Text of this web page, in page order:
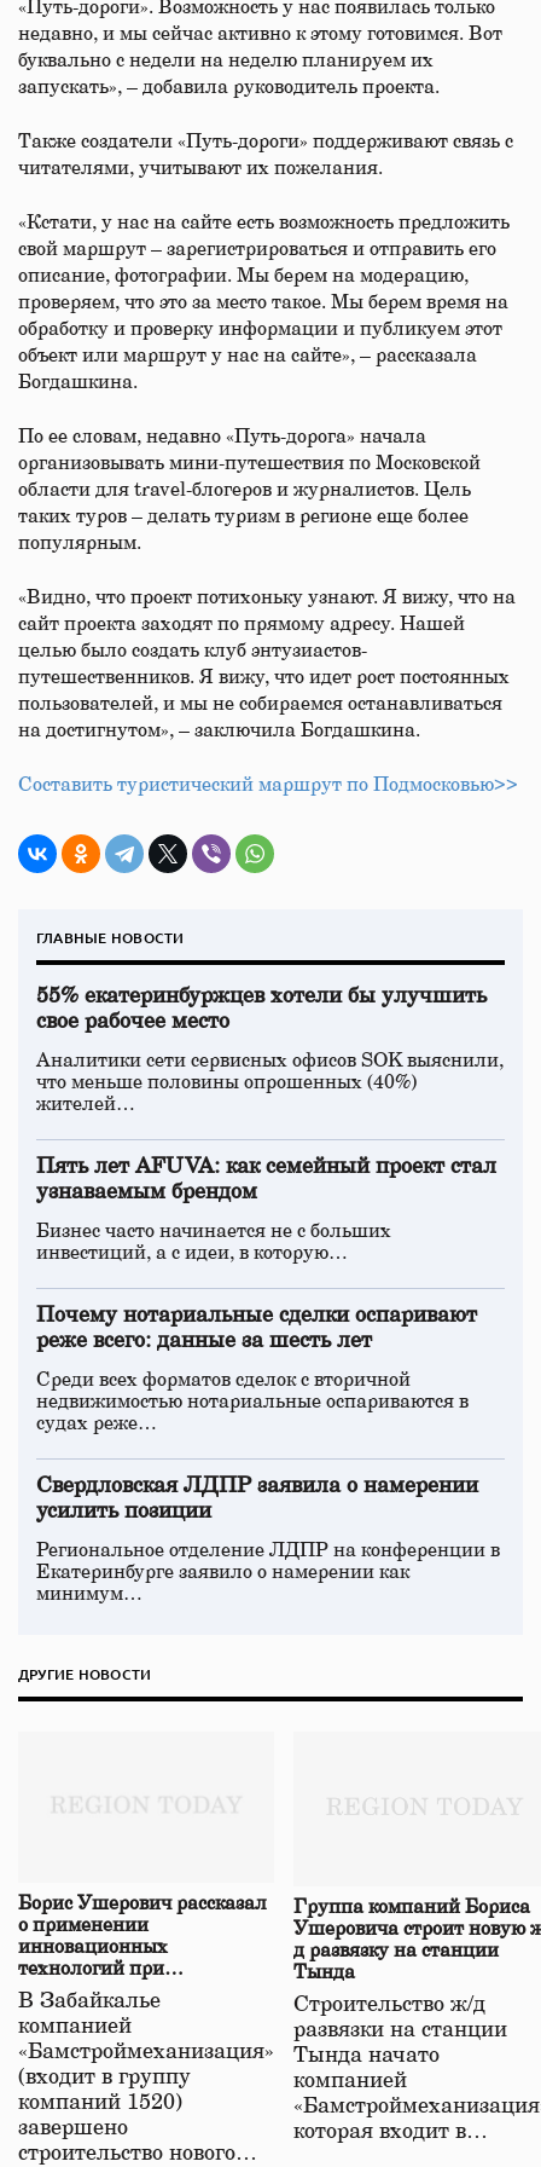
«Путь-дороги». Возможность у нас появилась только
недавно, и мы сейчас активно к этому готовимся. Вот
буквально с недели на неделю планируем их
запускать», – добавила руководитель проекта.
Также создатели «Путь-дороги» поддерживают связь с
читателями, учитывают их пожелания.
«Кстати, у нас на сайте есть возможность предложить
свой маршрут – зарегистрироваться и отправить его
описание, фотографии. Мы берем на модерацию,
проверяем, что это за место такое. Мы берем время на
обработку и проверку информации и публикуем этот
объект или маршрут у нас на сайте», – рассказала
Богдашкина.
По ее словам, недавно «Путь-дорога» начала
организовывать мини-путешествия по Московской
области для travel-блогеров и журналистов. Цель
таких туров – делать туризм в регионе еще более
популярным.
«Видно, что проект потихоньку узнают. Я вижу, что на
сайт проекта заходят по прямому адресу. Нашей
целью было создать клуб энтузиастов-
путешественников. Я вижу, что идет рост постоянных
пользователей, и мы не собираемся останавливаться
на достигнутом», – заключила Богдашкина.
Составить туристический маршрут по Подмосковью>>
ГЛАВНЫЕ НОВОСТИ
55% екатеринбуржцев хотели бы улучшить
свое рабочее место
Аналитики сети сервисных офисов SOK выяснили,
что меньше половины опрошенных (40%)
жителей…
Пять лет AFUVA: как семейный проект стал
узнаваемым брендом
Бизнес часто начинается не с больших
инвестиций, а с идеи, в которую…
Почему нотариальные сделки оспаривают
реже всего: данные за шесть лет
Среди всех форматов сделок с вторичной
недвижимостью нотариальные оспариваются в
судах реже…
Свердловская ЛДПР заявила о намерении
усилить позиции
Региональное отделение ЛДПР на конференции в
Екатеринбурге заявило о намерении как
минимум…
ДРУГИЕ НОВОСТИ
Борис Ушерович рассказал
о применении
инновационных
технологий при
строительстве нового моста
в Забайкалье
В Забайкалье
компанией
«Бамстроймеханизация»
(входит в группу
компаний 1520)
завершено
строительство нового…
Группа компаний Бориса
Ушеровича строит новую
д развязку на станции
Тында
Строительство ж/д
развязки на станции
Тында начато
компанией
которая входит в…